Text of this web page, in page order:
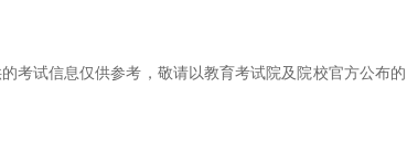
考试信息仅供参考，敬请以教育考试院及院校官方公布的